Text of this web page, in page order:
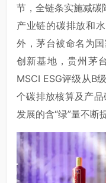
节，全链条实施减
产业链的碳排放和
外，茅台被命名为
创新基地，贵州茅
MSCI ESG评级从B
个碳排放核算及产
发展的含“绿”量不断